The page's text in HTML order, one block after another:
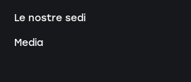
Le nostre sedi
Media